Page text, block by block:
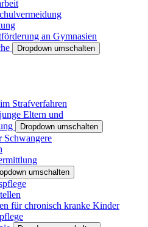
an Gymnasien
Dropdown umschalten
Strafverfahren
Eltern und
Dropdown umschalten
Schwangere
umschalten
für chronisch kranke Kinder